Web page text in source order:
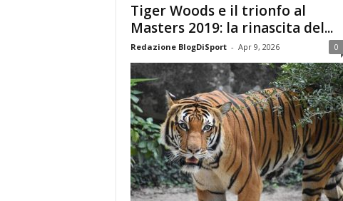
Tiger Woods e il trionfo al
Masters 2019: la rinascita del...
Redazione BlogDiSport - Apr 9, 2026 0